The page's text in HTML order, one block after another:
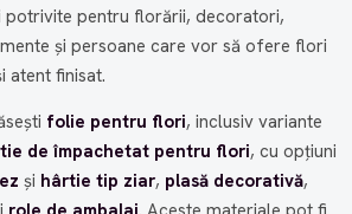
potrivite pentru florării, decoratori,
și persoane care vor să ofere flori
atent finisat.
folie pentru flori, inclusiv variante
de împachetat pentru flori, cu opțiuni
și hârtie tip ziar, plasă decorativă,